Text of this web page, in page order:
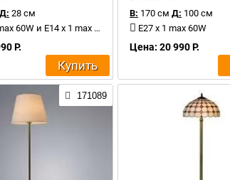
Д: 28 см
60W и E14 x 1 max 40W
Р.
Купить
В: 170 см Д: 100 см
E27 x 1 max 60W
Цена: 20 990 Р.
171089